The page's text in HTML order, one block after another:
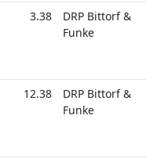
3.38
DRP Bittorf &
Funke
12.38
DRP Bittorf &
Funke